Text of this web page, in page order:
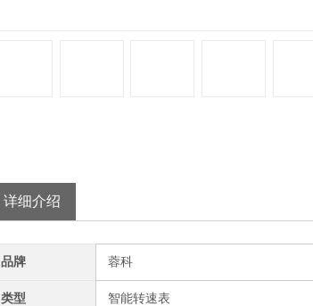
详细介绍
品牌 蓉科
类型 智能转速表